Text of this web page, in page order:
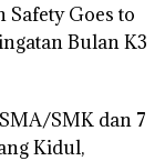
Safety Goes to
Bulan K3
SMK dan 7
Kidul,